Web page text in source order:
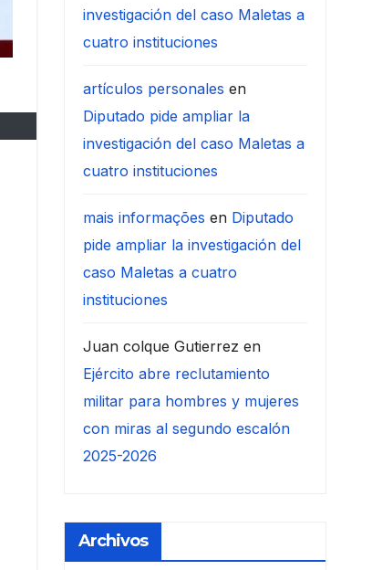
investigación del caso Maletas a
cuatro instituciones
artículos personales en
Diputado pide ampliar la
investigación del caso Maletas a
cuatro instituciones
mais informações en Diputado
pide ampliar la investigación del
caso Maletas a cuatro
instituciones
Juan colque Gutierrez en
Ejército abre reclutamiento
militar para hombres y mujeres
con miras al segundo escalón
2025-2026
Archivos